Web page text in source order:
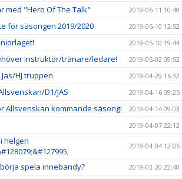
med "Hero Of The Talk" 2019-06-11 10:40
för säsongen 2019/2020 2019-06-10 12:52
2019-05-10 19:44
instruktör/tränare/ledare! 2019-05-02 09:52
HJ truppen 2019-04-29 16:32
D1/JAS 2019-04-16 09:25
Allsvenskan kommande säsong! 2019-04-14 09:03
2019-04-07 22:12
helgen
2019-04-04 12:06
spela innebandy? 2019-03-20 22:40